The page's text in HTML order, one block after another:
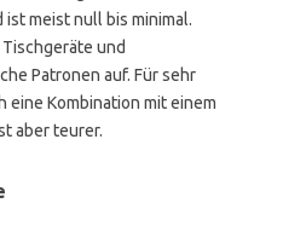
meist null bis minimal.
und
Patronen auf. Für sehr
eine Kombination mit einem
aber teurer.